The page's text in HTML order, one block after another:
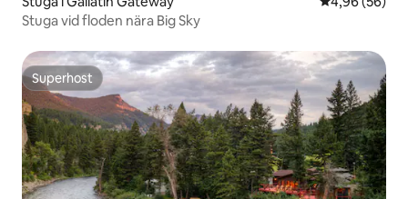
Stuga vid floden nära Big Sky
Superhost
Superhost